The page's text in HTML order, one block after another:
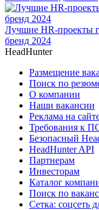
Лучшие HR-проекты
бренд 2024
HeadHunter
Размещение
Поиск по
О компании
Наши вакансии
Реклама на
Требования к
Безопасный
HeadHunter API
Партнерам
Инвесторам
Каталог
Поиск по
Сетка: соцсеть